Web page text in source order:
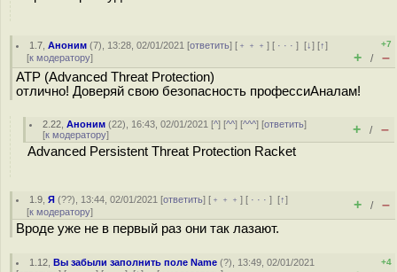
1.7 ,Аноним (7), 13:28, 02/01/2021 [ответить] [ ﹢﹢﹢] [ · · ·][↓] [↑]
[к модератору]
+7
+ / –
ATP (Advanced Threat Protection)
отлично! Доверяй свою безопасность профессиАналам!
2.22 ,Аноним (22), 16:43, 02/01/2021 [^] [^^] [^^^] [ответить]
[к модератору] + / –
Advanced Persistent Threat Protection Racket
1.9 ,Я (??), 13:44, 02/01/2021 [ответить] [ ﹢﹢﹢] [ · · ·][↑]
[к модератору] + / –
Вроде уже не в первый раз они так лазают.
1.12 ,Вы забыли заполнить поле Name (?), 13:49, 02/01/2021
+4